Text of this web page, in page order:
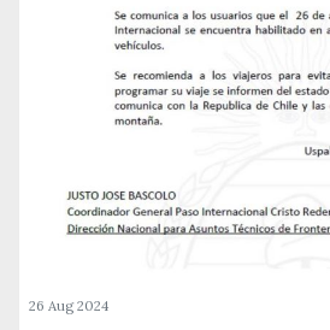
26 Aug 2024